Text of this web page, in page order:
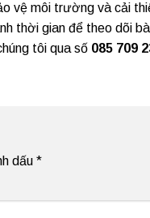
vệ môi trường và cải
thời gian để theo dõi
tôi qua số 085 709
dấu *